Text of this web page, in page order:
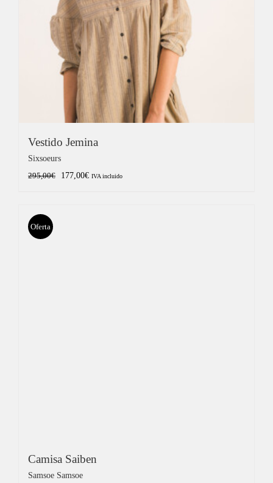
Vestido Jemina
Sixsoeurs
295,00€
El
177,00€ElIVA incluido
Oferta
Camisa Saiben
Samsoe Samsoe